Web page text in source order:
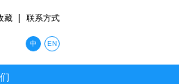
藏 | 联系方式
EN
中